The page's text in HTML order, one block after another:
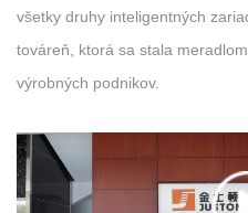
všetky druhy inteligentných
továreň, ktorá sa stala
výrobných podnikov.